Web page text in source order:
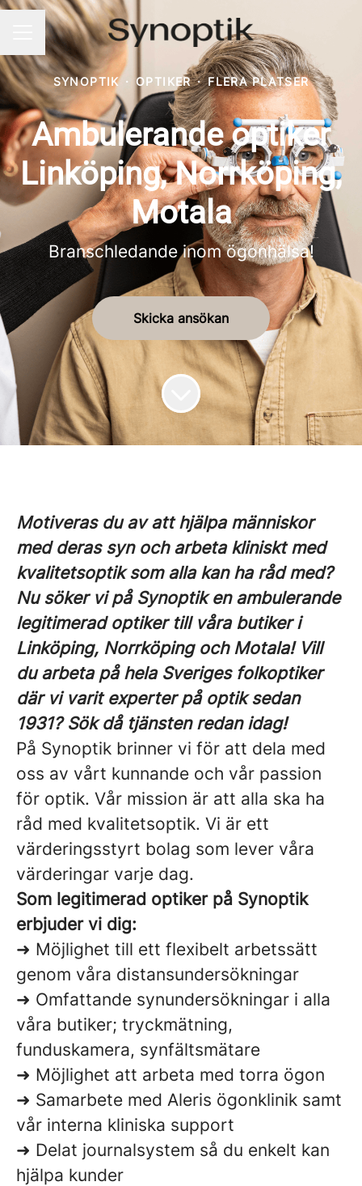
KARRIÄRMENY
SYNOPTIK · OPTIKER · FLERA PLATSER
Ambulerande optiker
Linköping, Norrköping,
Motala
Branschledande inom ögonhälsa!
Skicka ansökan
Motiveras du av att hjälpa människor
med deras syn och arbeta kliniskt med
kvalitetsoptik som alla kan ha råd med?
Nu söker vi på Synoptik en ambulerande
legitimerad optiker till våra butiker i
Linköping, Norrköping och Motala!Vill
du arbeta på hela Sveriges folkoptiker
där vi varit experter på optik sedan
1931? Sök då tjänsten redan idag!
På Synoptik brinner vi för att dela med
oss av vårt kunnande och vår passion
för optik. Vår mission är att alla ska ha
råd med kvalitetsoptik. Vi är ett
värderingsstyrt bolag som lever våra
värderingar varje dag.
Som legitimerad optiker på Synoptik
erbjuder vi dig:
➜ Möjlighet till ett flexibelt arbetssätt
genom våra distansundersökningar
➜ Omfattande synundersökningar i alla
våra butiker; tryckmätning,
funduskamera, synfältsmätare
➜ Möjlighet att arbeta med torra ögon
➜ Samarbete med Aleris ögonklinik samt
vår interna kliniska support
➜ Delat journalsystem så du enkelt kan
hjälpa kunder